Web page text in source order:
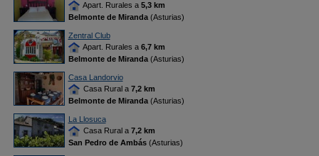
Apart. Rurales a 5,3 km
Belmonte de Miranda(Asturias)
Zentral Club
Apart. Rurales a 6,7 km
Belmonte de Miranda(Asturias)
Casa Landorvio
Casa Rural a 7,2 km
Belmonte de Miranda(Asturias)
La Llosuca
Casa Rural a 7,2 km
San Pedro de Ambás(Asturias)